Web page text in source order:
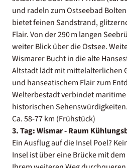
und radeln zum Ostseebad
bietet feinen Sandstrand,
Flair. Von der 290 m langen
weiter Blick über die Ostsee.
Wismarer Bucht in die alte
Altstadt lädt mit mittelalterlichen
und hanseatischem Flair zum
Welterbestadt verbindet
historischen
Ca. 58-77 km (Frühstück)
3. Tag: Wismar - Raum
Ein Ausflug auf die Insel Poel?
Insel ist über eine Brücke mit